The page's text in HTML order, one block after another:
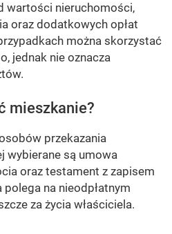
wartości nieruchomości,
oraz dodatkowych opłat
można skorzystać
jednak nie oznacza
mieszkanie?
przekazania
wybierane są umowa
oraz testament z zapisem
na nieodpłatnym
za życia właściciela.